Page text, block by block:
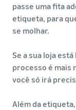
passe uma fita
etiqueta, para
se molhar.
Se a sua loja
processo é mais
você só irá
Além da